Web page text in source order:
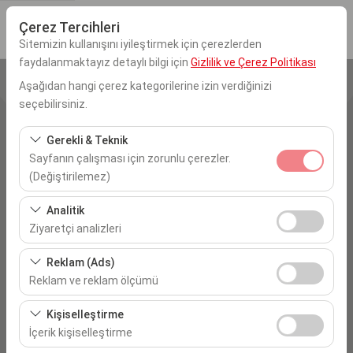
Çerez Tercihleri
Sitemizin kullanışını iyileştirmek için çerezlerden
faydalanmaktayız detaylı bilgi için Gizlilik ve Çerez Politikası
Aşağıdan hangi çerez kategorilerine izin verdiğinizi
seçebilirsiniz.
Gerekli & Teknik
Sayfanın çalışması için zorunlu çerezler.
(Değiştirilemez)
Bu çerezler sitenin doğru şekilde çalışması, güvenlik,
oturum yönetimi ve temel işlevler için gereklidir. Devre
dışı bırakılamaz.
Analitik
Ziyaretçi analizleri
Bu çerezler, sitemizin nasıl kullanıldığını (ziyaretçi sayısı,
en çok ziyaret edilen sayfalar, kullanıcı davranışları)
analiz etmemizi sağlar. Bu veriler, web sitesi
performansını ölçmek ve kullanıcı deneyimini sürekli
iyileştirmek için kullanılır.
Reklam (Ads)
Reklam ve reklam ölçümü
Bu çerezler, size ilgi alanlarınıza uygun kişiselleştirilmiş
reklamlar göstermemize ve reklam kampanyalarımızın
etkinliğini (gösterim sayısı, tıklama oranı) ölçmemize
Kişiselleştirme
İçerik kişiselleştirme
Alış Yeri
Aracı farklı bir lokasyona bırakacağım
Alış Tarih & Saat
Bırakış Tarih & Saat
09:00